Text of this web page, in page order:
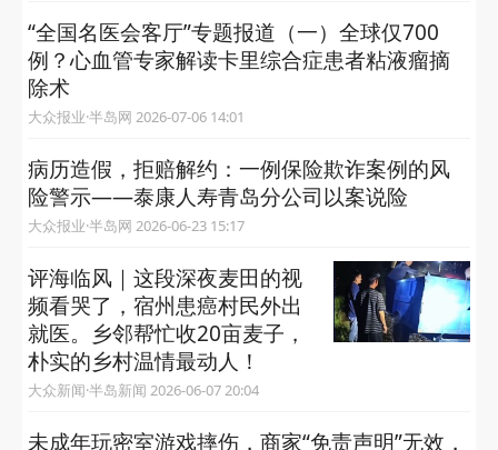
“全国名医会客厅”专题报道（一）全球仅700
例？心血管专家解读卡里综合症患者粘液瘤摘
除术
大众报业·半岛网 2026-07-06 14:01
病历造假，拒赔解约：一例保险欺诈案例的风
险警示——泰康人寿青岛分公司以案说险
大众报业·半岛网 2026-06-23 15:17
评海临风｜这段深夜麦田的视
频看哭了，宿州患癌村民外出
就医。乡邻帮忙收20亩麦子，
朴实的乡村温情最动人！
大众新闻·半岛新闻 2026-06-07 20:04
未成年玩密室游戏摔伤，商家“免责声明”无效，